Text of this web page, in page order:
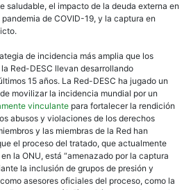
saludable, el impacto de la deuda externa en
de COVID-19, y la captura en
de incidencia más amplia que los
Red-DESC llevan desarrollando
15 años. La Red-DESC ha jugado un
movilizar la incidencia mundial por un
vinculante para fortalecer la rendición
abusos y violaciones de los derechos
y las miembras de la Red han
el proceso del tratado, que actualmente
la ONU, está “amenazado por la captura
la inclusión de grupos de presión y
asesores oficiales del proceso, como la